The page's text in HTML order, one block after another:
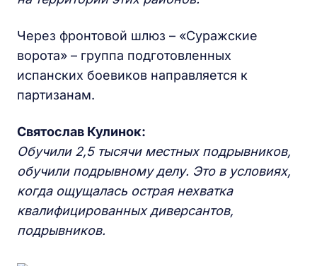
Через фронтовой шлюз – «Суражские
ворота» – группа подготовленных
испанских боевиков направляется к
партизанам.
Святослав Кулинок:
Обучили 2,5 тысячи местных подрывников,
обучили подрывному делу. Это в условиях,
когда ощущалась остраянехватка
квалифицированных диверсантов,
подрывников.